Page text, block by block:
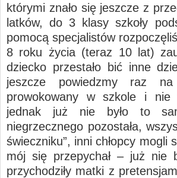
którymi znało się jeszcze z
latków, do 3 klasy szkoły
pomocą specjalistów
8 roku życia (teraz 10 lat)
dziecko przestało bić inne
jeszcze powiedzmy raz
prowokowany w szkole i nie
jednak już nie było to
niegrzecznego pozostała,
świeczniku”, inni chłopcy mogli
mój się przepychał – już nie
przychodziły matki z